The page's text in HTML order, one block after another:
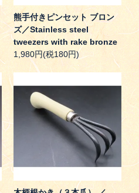
熊手付きピンセット ブロン
ズ／Stainless steel
tweezers with rake bronze
1,980円(税180円)